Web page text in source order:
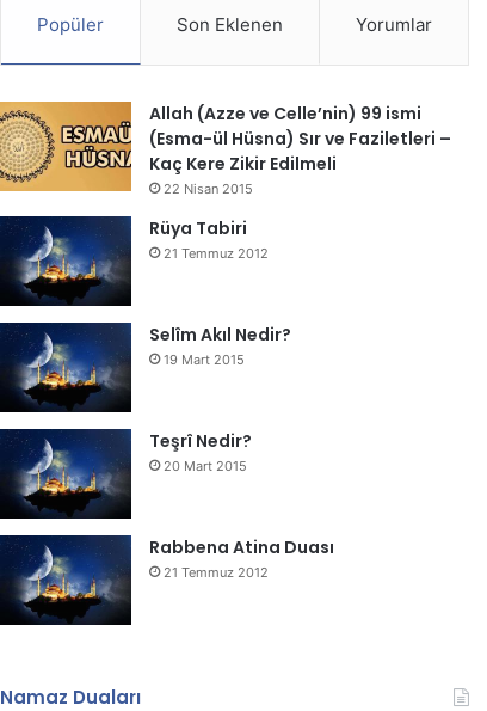
Popüler Son Eklenen Yorumlar
Allah (Azze ve Celle’nin) 99 ismi
(Esma-ül Hüsna) Sır ve Faziletleri –
Kaç Kere Zikir Edilmeli
22 Nisan 2015
Rüya Tabiri
21 Temmuz 2012
Selîm Akıl Nedir?
19 Mart 2015
Teşrî Nedir?
20 Mart 2015
Rabbena Atina Duası
21 Temmuz 2012
Namaz Duaları